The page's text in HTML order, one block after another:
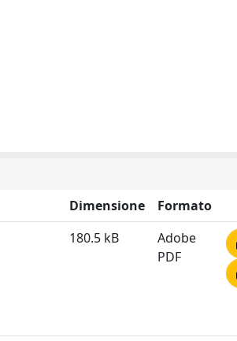
Dimensione
Formato
180.5 kB
Adobe
PDF